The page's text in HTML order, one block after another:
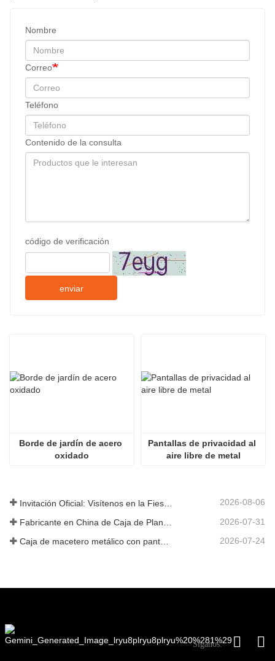
Nombre
Correo
Teléfono
Contenido de la consulta
código de verificación
enviar
Borde de jardín de acero
oxidado
Pantallas de privacidad al
aire libre de metal
2026-08-06
2026-07-31
2026-07-24
Síganos: